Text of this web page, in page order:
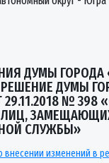
ДУМЫ ГОРОДА
ДУМЫ
№ 398
СЛУЖБЫ»
внесении изменений в